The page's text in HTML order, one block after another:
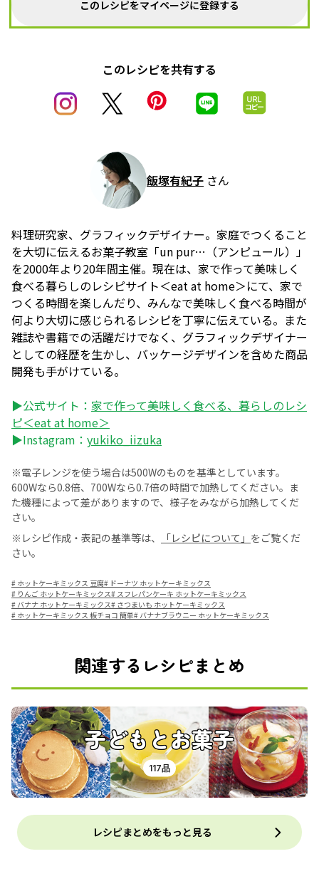
このレシピをマイページに登録する
このレシピを共有する
飯塚有紀子 さん
料理研究家、グラフィックデザイナー。家庭でつくること
を大切に伝えるお菓子教室「un pur…（アンピュール）」
を2000年より20年間主催。現在は、家で作って美味しく
食べる暮らしのレシピサイト＜eat at home＞にて、家で
つくる時間を楽しんだり、みんなで美味しく食べる時間が
何より大切に感じられるレシピを丁寧に伝えている。また
雑誌や書籍での活躍だけでなく、グラフィックデザイナー
としての経歴を生かし、バッケージデザインを含めた商品
開発も手がけている。
▶公式サイト： 家で作って美味しく食べる、暮らしのレシ
ピ＜eat at home＞
▶Instagram： yukiko_iizuka
※電子レンジを使う場合は500Wのものを基準としています。
600Wなら0.8倍、700Wなら0.7倍の時間で加熱してください。ま
た機種によって差がありますので、様子をみながら加熱してくだ
さい。
※レシピ作成・表記の基準等は、
「レシピについて」 をご覧くだ
さい。
# ホットケーキミックス 豆腐# ドーナツ ホットケーキミックス
# りんご ホットケーキミックス# スフレパンケーキ ホットケーキミックス
# バナナ ホットケーキミックス# さつまいも ホットケーキミックス
# ホットケーキミックス 板チョコ 簡単# バナナブラウニー ホットケーキミックス
関連するレシピまとめ
子どもとお菓子
117品
レシピまとめをもっと見る